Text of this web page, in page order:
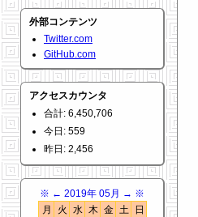
外部コンテンツ
Twitter.com
GitHub.com
アクセスカウンタ
合計: 6,450,706
今日: 559
昨日: 2,456
※ ← 2019年 05月 → ※
月
火 水 木 金 土
日